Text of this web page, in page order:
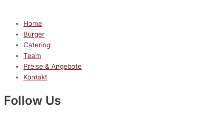
Home
Burger
Catering
Team
Preise & Angebote
Kontakt
Follow Us